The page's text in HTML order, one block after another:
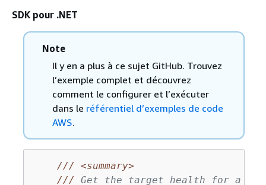
SDK pour .NET
Note
Il y en a plus à ce sujet GitHub. Trouvez
l’exemple complet et découvrez
comment le configurer et l’exécuter
dans le référentiel d’exemples de code
AWS.
///
<summary>
/// Get the target health for a